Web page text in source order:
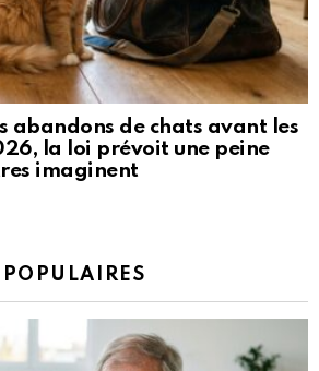
abandons de chats avant les
la loi prévoit une peine
imaginent
POPULAIRES